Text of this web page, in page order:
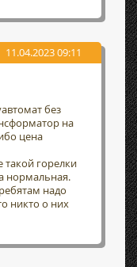
11.04.2023 09:11
без
на
цена
такой горелки
нормальная.
надо
никто о них